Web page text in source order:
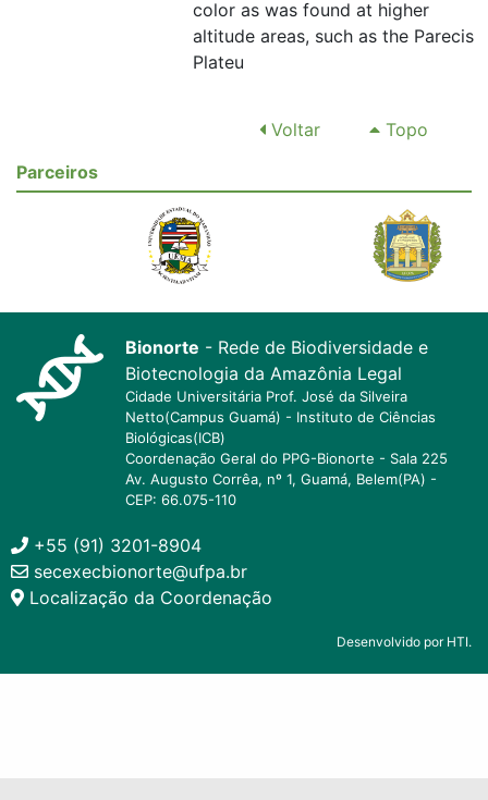
color as was found at higher
altitude areas, such as the Parecis
Plateu
Voltar
Topo
Parceiros
Bionorte - Rede de Biodiversidade e
Biotecnologia da Amazônia Legal
Cidade Universitária Prof. José da Silveira
Netto(Campus Guamá) - Instituto de Ciências
Biológicas(ICB)
Coordenação Geral do PPG-Bionorte - Sala 225
Av. Augusto Corrêa, nº 1, Guamá, Belem(PA) -
CEP: 66.075-110
+55 (91) 3201-8904
secexecbionorte@ufpa.br
Localização da Coordenação
Desenvolvido por HTI.